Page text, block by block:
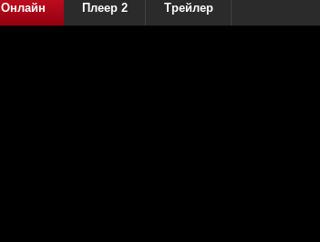
Онлайн Плеер 2 Трейлер